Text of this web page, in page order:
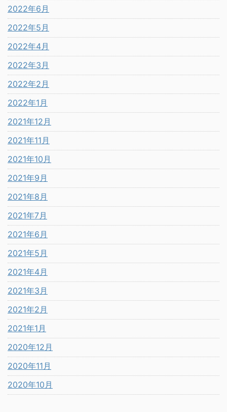
2022年6月
2022年5月
2022年4月
2022年3月
2022年2月
2022年1月
2021年12月
2021年11月
2021年10月
2021年9月
2021年8月
2021年7月
2021年6月
2021年5月
2021年4月
2021年3月
2021年2月
2021年1月
2020年12月
2020年11月
2020年10月